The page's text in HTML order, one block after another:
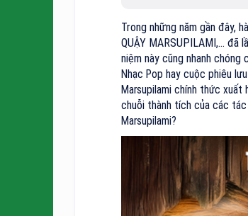
Trong những năm gần đây,
QUẬY MARSUPILAMI,...
niệm này cũng nhanh
Nhạc Pop hay cuộc phiêu
Marsupilami chính thức xuất
chuỗi thành tích của các
Marsupilami?